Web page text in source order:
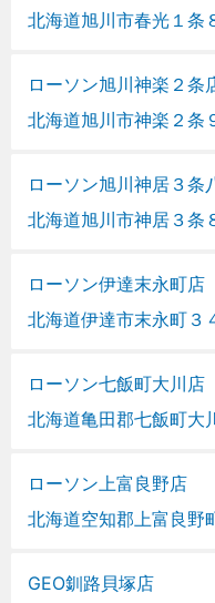
北海道旭川市春光１条
ローソン旭川神楽２条
北海道旭川市神楽２条
ローソン旭川神居３条
北海道旭川市神居３条
ローソン伊達末永町店
北海道伊達市末永町３
ローソン七飯町大川店
北海道亀田郡七飯町大
ローソン上富良野店
北海道空知郡上富良野
GEO釧路貝塚店